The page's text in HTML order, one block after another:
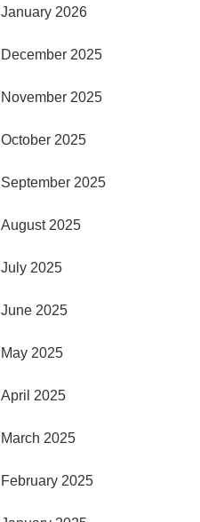
January 2026
December 2025
November 2025
October 2025
September 2025
August 2025
July 2025
June 2025
May 2025
April 2025
March 2025
February 2025